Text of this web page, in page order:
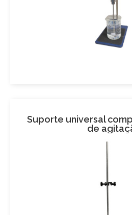
Suporte universal
de